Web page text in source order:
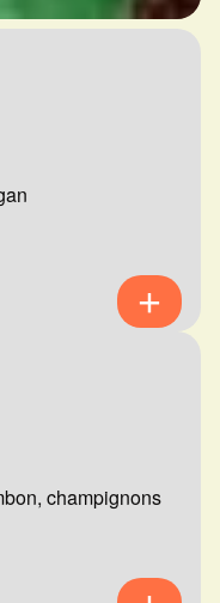
champignons